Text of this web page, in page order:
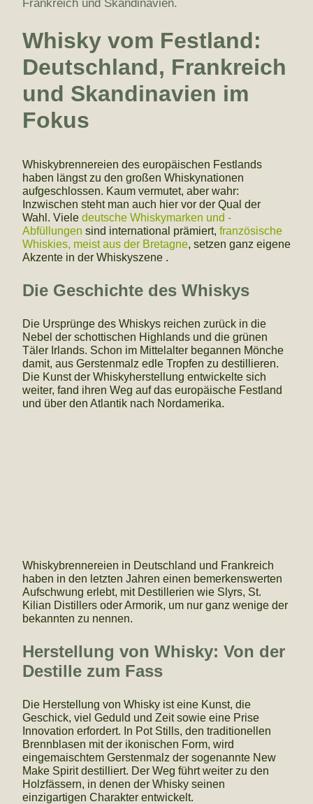
Frankreich und Skandinavien.
Whisky vom Festland:
Deutschland, Frankreich
und Skandinavien im
Fokus
Whiskybrennereien des europäischen Festlands
haben längst zu den großen Whiskynationen
aufgeschlossen. Kaum vermutet, aber wahr:
Inzwischen steht man auch hier vor der Qual der
Wahl. Viele deutsche Whiskymarken und -
Abfüllungen sind international prämiert, französische
Whiskies, meist aus der Bretagne, setzen ganz eigene
Akzente in der Whiskyszene .
Die Geschichte des Whiskys
Die Ursprünge des Whiskys reichen zurück in die
Nebel der schottischen Highlands und die grünen
Täler Irlands. Schon im Mittelalter begannen Mönche
damit, aus Gerstenmalz edle Tropfen zu destillieren.
Die Kunst der Whiskyherstellung entwickelte sich
weiter, fand ihren Weg auf das europäische Festland
und über den Atlantik nach Nordamerika.
Whiskybrennereien in Deutschland und Frankreich
haben in den letzten Jahren einen bemerkenswerten
Aufschwung erlebt, mit Destillerien wie Slyrs, St.
Kilian Distillers oder Armorik, um nur ganz wenige der
bekannten zu nennen.
Herstellung von Whisky: Von der
Destille zum Fass
Die Herstellung von Whisky ist eine Kunst, die
Geschick, viel Geduld und Zeit sowie eine Prise
Innovation erfordert. In Pot Stills, den traditionellen
Brennblasen mit der ikonischen Form, wird
eingemaischtem Gerstenmalz der sogenannte New
Make Spirit destilliert. Der Weg führt weiter zu den
Holzfässern, in denen der Whisky seinen
einzigartigen Charakter entwickelt.